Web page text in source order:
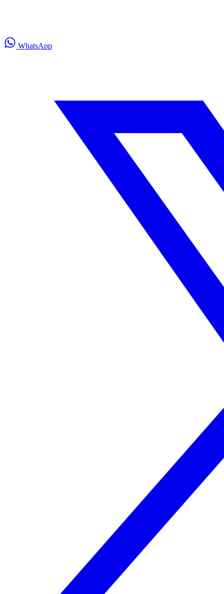
WhatsApp